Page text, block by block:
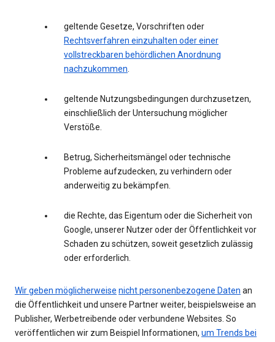
geltende Gesetze, Vorschriften oder
Rechtsverfahren einzuhalten oder einer
vollstreckbaren behördlichen Anordnung
nachzukommen.
geltende Nutzungsbedingungen durchzusetzen,
einschließlich der Untersuchung möglicher
Verstöße.
Betrug, Sicherheitsmängel oder technische
Probleme aufzudecken, zu verhindern oder
anderweitig zu bekämpfen.
die Rechte, das Eigentum oder die Sicherheit von
Google, unserer Nutzer oder der Öffentlichkeit vor
Schaden zu schützen, soweit gesetzlich zulässig
oder erforderlich.
Wir geben möglicherweise nicht personenbezogene Daten an
die Öffentlichkeit und unsere Partner weiter, beispielsweise an
Publisher, Werbetreibende oder verbundene Websites. So
veröffentlichen wir zum Beispiel Informationen, um Trends bei